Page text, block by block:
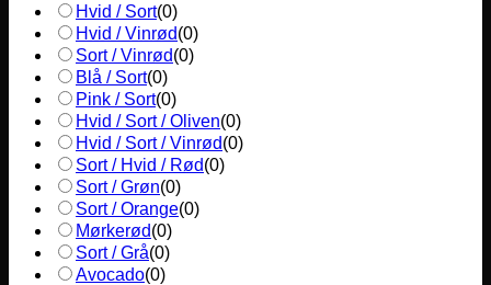
Hvid / Sort(0)
Hvid / Vinrød(0)
Sort / Vinrød(0)
Blå / Sort(0)
Pink / Sort(0)
Hvid / Sort / Oliven(0)
Hvid / Sort / Vinrød(0)
Sort / Hvid / Rød(0)
Sort / Grøn(0)
Sort / Orange(0)
Mørkerød(0)
Sort / Grå(0)
Avocado(0)